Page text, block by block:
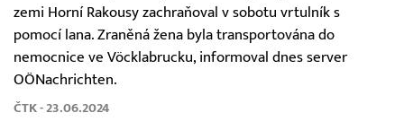
zemi Horní Rakousy zachraňoval v sobotu vrtulník s
pomocí lana. Zraněná žena byla transportována do
nemocnice ve Vöcklabrucku, informoval dnes server
OÖNachrichten.
ČTK - 23.06.2024